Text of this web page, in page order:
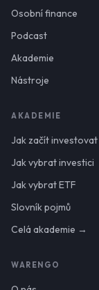
Osobní finance
Podcast
Akademie
Nástroje
AKADEMIE
Jak začít investovat
Jak vybrat investici
Jak vybrat ETF
Slovník pojmů
Celá akademie →
WARENGO